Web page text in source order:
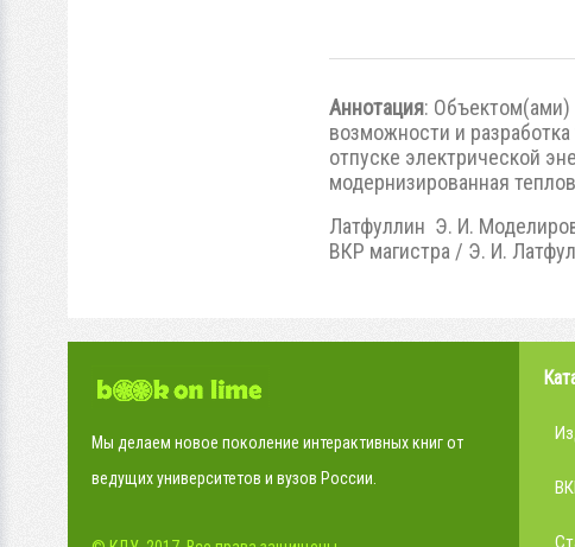
Аннотация: Объектом(ами)
возможности и
отпуске электрической
модернизированная
Латфуллин Э. И.
ВКР магистра / Э. И.
Мы делаем новое поколение интерактивных книг от
ведущих университетов и вузов России.